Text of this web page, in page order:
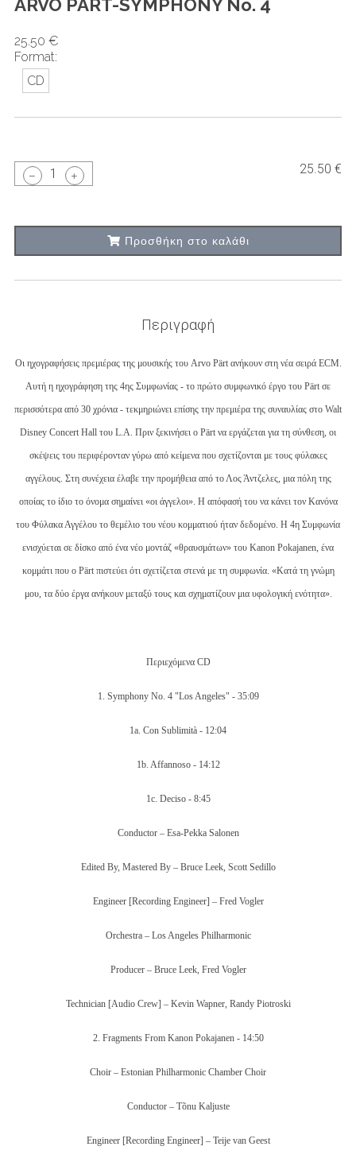
ARVO PART-SYMPHONY No. 4
25.50 €
Format:
CD
1 25.50 €
Προσθήκη στο καλάθι
Περιγραφή
Οι ηχογραφήσεις πρεμιέρας της μουσικής του Arvo Pärt ανήκουν στη νέα σειρά ECM.
Αυτή η ηχογράφηση της 4ης Συμφωνίας - το πρώτο συμφωνικό έργο του Pärt σε
περισσότερα από 30 χρόνια - τεκμηριώνει επίσης την πρεμιέρα της συναυλίας στο Walt
Disney Concert Hall του L.A. Πριν ξεκινήσει ο Pärt να εργάζεται για τη σύνθεση, οι
σκέψεις του περιφέρονταν γύρω από κείμενα που σχετίζονται με τους φύλακες
αγγέλους. Στη συνέχεια έλαβε την προμήθεια από το Λος Άντζελες, μια πόλη της
οποίας το ίδιο το όνομα σημαίνει «οι άγγελοι». Η απόφασή του να κάνει τον Κανόνα
του Φύλακα Αγγέλου το θεμέλιο του νέου κομματιού ήταν δεδομένο. Η 4η Συμφωνία
ενισχύεται σε δίσκο από ένα νέο μοντάζ «θραυσμάτων» του Kanon Pokajanen, ένα
κομμάτι που ο Pärt πιστεύει ότι σχετίζεται στενά με τη συμφωνία. «Κατά τη γνώμη
μου, τα δύο έργα ανήκουν μεταξύ τους και σχηματίζουν μια υφολογική ενότητα».
Περιεχόμενα CD
1. Symphony No. 4 "Los Angeles" - 35:09
1a. Con Sublimità - 12:04
1b. Affannoso - 14:12
1c. Deciso - 8:45
Conductor – Esa-Pekka Salonen
Edited By, Mastered By – Bruce Leek, Scott Sedillo
Engineer [Recording Engineer] – Fred Vogler
Orchestra – Los Angeles Philharmonic
Producer – Bruce Leek, Fred Vogler
Technician [Audio Crew] – Kevin Wapner, Randy Piotroski
2. Fragments From Kanon Pokajanen - 14:50
Choir – Estonian Philharmonic Chamber Choir
Conductor – Tõnu Kaljuste
Engineer [Recording Engineer] – Teije van Geest